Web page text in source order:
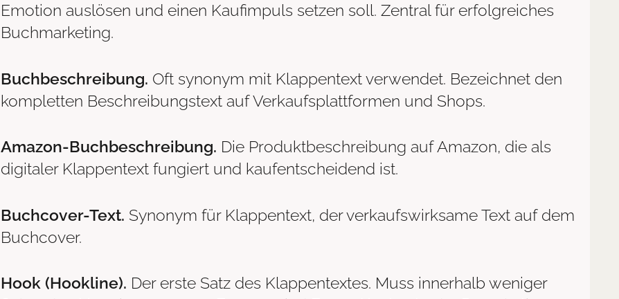
Emotion auslösen und einen Kaufimpuls setzen soll. Zentral für erfolgreiches
Buchmarketing.
Buchbeschreibung. Oft synonym mit Klappentext verwendet. Bezeichnet den
kompletten Beschreibungstext auf Verkaufsplattformen und Shops.
Amazon-Buchbeschreibung. Die Produktbeschreibung auf Amazon, die als
digitaler Klappentext fungiert und kaufentscheidend ist.
Buchcover-Text. Synonym für Klappentext, der verkaufswirksame Text auf dem
Buchcover.
Hook (Hookline). Der erste Satz des Klappentextes. Muss innerhalb weniger